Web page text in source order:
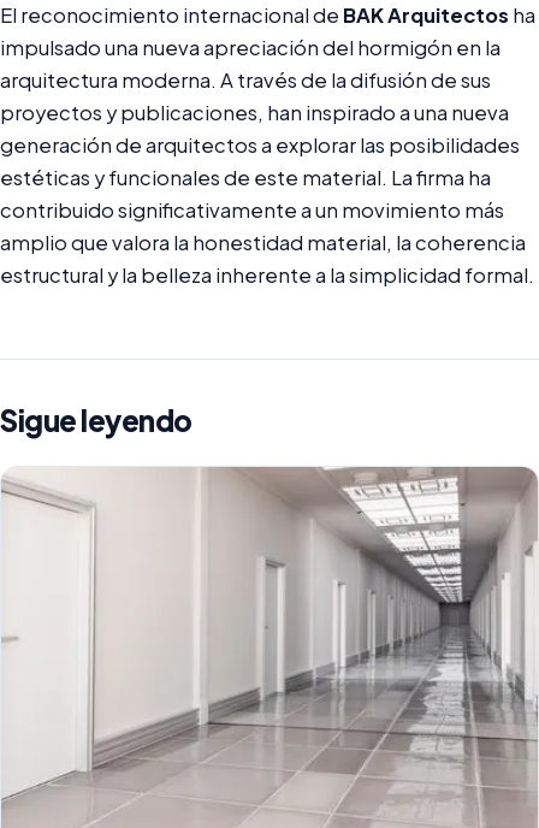
El reconocimiento internacional de BAK Arquitectos ha
impulsado una nueva apreciación del hormigón en la
arquitectura moderna. A través de la difusión de sus
proyectos y publicaciones, han inspirado a una nueva
generación de arquitectos a explorar las posibilidades
estéticas y funcionales de este material. La firma ha
contribuido significativamente a un movimiento más
amplio que valora la honestidad material, la coherencia
estructural y la belleza inherente a la simplicidad formal.
Sigue leyendo